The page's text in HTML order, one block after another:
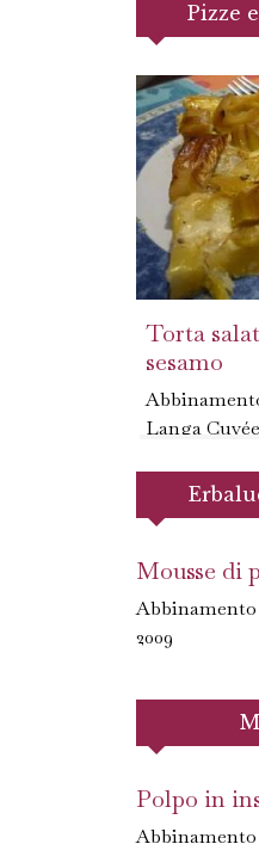
Pizze
Torta
sesamo
Langa
Mousse di
2009
Polpo in